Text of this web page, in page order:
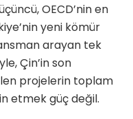
OECD’nin en
yeni kömür
arayan tek
Çin’in son
projelerin toplam
etmek güç değil.